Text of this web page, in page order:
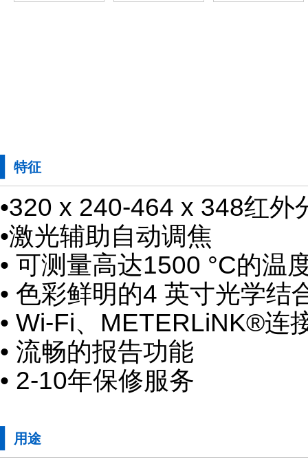
特征
•320 x 240-464 x 348红外
•激光辅助自动调焦
• 可测量高达1500 °C的温
• 色彩鲜明的4 英寸光学结
• Wi-Fi、METERLiNK®连
• 流畅的报告功能
• 2-10年保修服务
用途